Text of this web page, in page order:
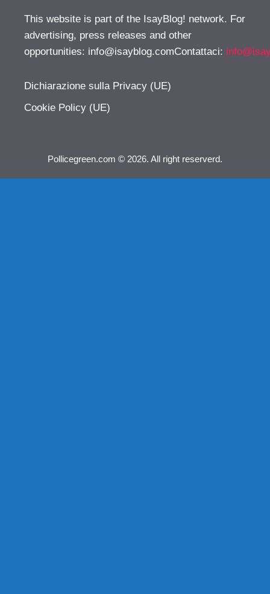
This website is part of the IsayBlog! network. For
advertising, press releases and other
opportunities: info@isayblog.comContattaci:
Dichiarazione sulla Privacy (UE)
Cookie Policy (UE)
Pollicegreen.com © 2026. All right reserverd.